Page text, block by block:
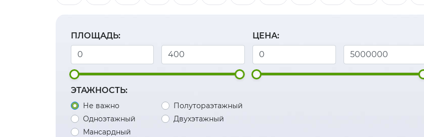
ПЛОЩАДЬ:
ЭТАЖНОСТЬ:
Не важно
Одноэтажный
Мансардный
Полутораэтажный
Двухэтажный
ЦЕНА: